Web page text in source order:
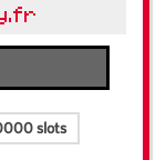
slots